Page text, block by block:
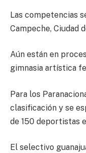
Las competencias
Campeche, Ciudad
Aún están en
gimnasia artística
Para los
clasificación y se
de 150 deportistas
El selectivo